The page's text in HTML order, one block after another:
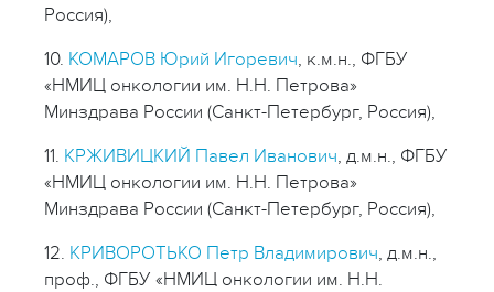
Россия),
10. КОМАРОВ Юрий Игоревич, к.м.н., ФГБУ
«НМИЦ онкологии им. Н.Н. Петрова»
Минздрава России (Санкт-Петербург, Россия),
11. КРЖИВИЦКИЙ Павел Иванович, д.м.н., ФГБУ
«НМИЦ онкологии им. Н.Н. Петрова»
Минздрава России (Санкт-Петербург, Россия),
12. КРИВОРОТЬКО Петр Владимирович, д.м.н.,
проф., ФГБУ «НМИЦ онкологии им. Н.Н.